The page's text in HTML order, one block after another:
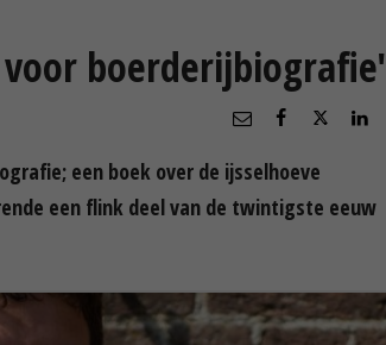
boerderijbiografie'
een boek over de ijsselhoeve
een flink deel van de twintigste eeuw